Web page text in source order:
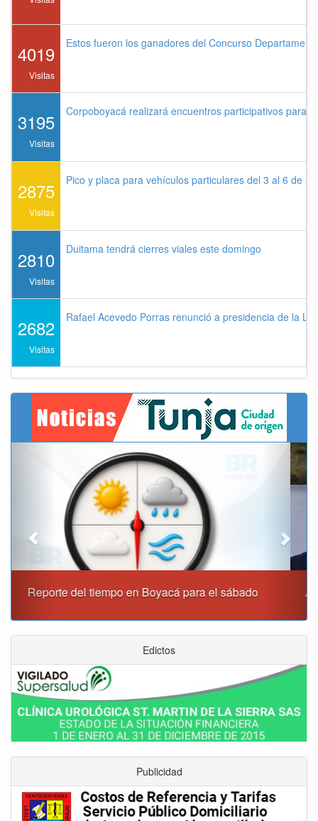
4019
Visitas
Estos fueron los ganadores del Concurso
3195
Visitas
Corpoboyacá realizará encuentros participativos para
2875
Visitas
Pico y placa para vehículos particulares del 3 al 6 de
2810
Visitas
Duitama tendrá cierres viales este domingo
2682
Visitas
Rafael Acevedo Porras renunció a presidencia de la
Alcaldía de Tunja y Gobernación de Boyacá firmaron
Next
Edictos
Publicidad